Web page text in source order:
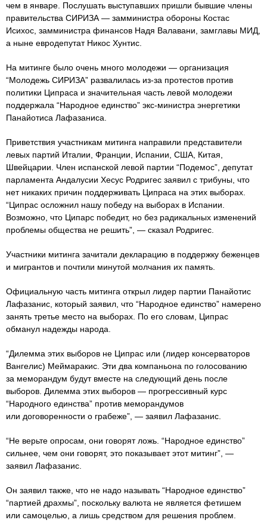
чем в январе. Послушать выступавших пришли бывшие члены
правительства СИРИЗА — замминистра обороны Костас
Исихос, замминистра финансов Надя Валавани, замглавы МИД,
а ныне евродепутат Никос Хунтис.
На митинге было очень много молодежи — организация
“Молодежь СИРИЗА” развалилась из-за протестов против
политики Ципраса и значительная часть левой молодежи
поддержала “Народное единство” экс-министра энергетики
Панайотиса Лафазаниса.
Приветствия участникам митинга направили представители
левых партий Италии, Франции, Испании, США, Китая,
Швейцарии. Член испанской левой партии “Подемос”, депутат
парламента Андалусии Хесус Родригес заявил с трибуны, что
нет никаких причин поддерживать Ципраса на этих выборах.
“Ципрас осложнил нашу победу на выборах в Испании.
Возможно, что Ципарс победит, но без радикальных изменений
проблемы общества не решить”, — сказал Родригес.
Участники митинга зачитали декларацию в поддержку беженцев
и мигрантов и почтили минутой молчания их память.
Официальную часть митинга открыл лидер партии Панайотис
Лафазанис, который заявил, что “Народное единство” намерено
занять третье место на выборах. По его словам, Ципрас
обманул надежды народа.
“Дилемма этих выборов не Ципрас или (лидер консерваторов
Вангелис) Меймаракис. Эти два компаньона по голосованию
за меморандум будут вместе на следующий день после
выборов. Дилемма этих выборов — прогрессивный курс
“Народного единства” против меморандумов
или договоренности о грабеже”, — заявил Лафазанис.
“Не верьте опросам, они говорят ложь. “Народное единство”
сильнее, чем они говорят, это показывает этот митинг”, —
заявил Лафазанис.
Он заявил также, что не надо называть “Народное единство”
“партией драхмы”, поскольку валюта не является фетишем
или самоцелью, а лишь средством для решения проблем.